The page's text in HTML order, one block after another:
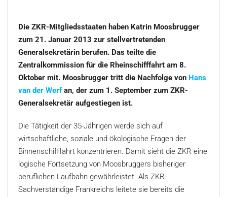
Die ZKR-Mitgliedsstaaten haben Katrin Moosbrugger
zum 21. Januar 2013 zur stellvertretenden
Generalsekretärin berufen. Das teilte die
Zentralkommission für die Rheinschifffahrt am 8.
Oktober mit. Moosbrugger tritt die Nachfolge von Hans
van der Werfan, der zum 1. September zum ZKR-
Generalsekretär aufgestiegen ist.
Die Tätigkeit der 35-Jährigen werde sich auf
wirtschaftliche, soziale und ökologische Fragen der
Binnenschifffahrt konzentrieren. Damit sieht die ZKR eine
logische Fortsetzung von Moosbruggers bisheriger
beruflichen Laufbahn gewährleistet. Als ZKR-
Sachverständige Frankreichs leitete sie bereits die